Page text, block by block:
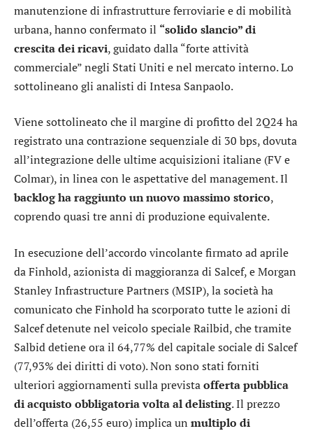
manutenzione di infrastrutture ferroviarie e di mobilità
urbana, hanno confermato il “solido slancio” di
crescita dei ricavi, guidato dalla “forte attività
commerciale” negli Stati Uniti e nel mercato interno. Lo
sottolineano gli analisti di Intesa Sanpaolo.
Viene sottolineato che il margine di profitto del 2Q24 ha
registrato una contrazione sequenziale di 30 bps, dovuta
all’integrazione delle ultime acquisizioni italiane (FV e
Colmar), in linea con le aspettative del management. Il
backlog ha raggiunto un nuovo massimo storico,
coprendo quasi tre anni di produzione equivalente.
In esecuzione dell’accordo vincolante firmato ad aprile
da Finhold, azionista di maggioranza di Salcef, e Morgan
Stanley Infrastructure Partners (MSIP), la società ha
comunicato che Finhold ha scorporato tutte le azioni di
Salcef detenute nel veicolo speciale Railbid, che tramite
Salbid detiene ora il 64,77% del capitale sociale di Salcef
(77,93% dei diritti di voto). Non sono stati forniti
ulteriori aggiornamenti sulla previstaofferta pubblica
di acquisto obbligatoria volta al delisting. Il prezzo
dell’offerta (26,55 euro) implica un multiplo di